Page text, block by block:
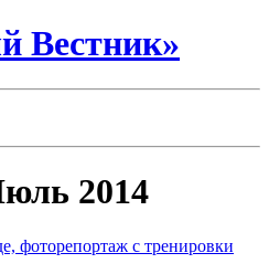
Вестник»
2014
фоторепортаж с тренировки